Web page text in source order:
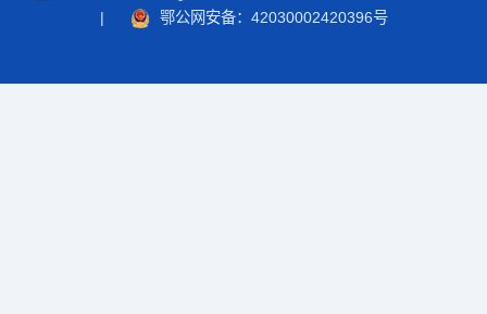
|
鄂公网安备：42030002420396号